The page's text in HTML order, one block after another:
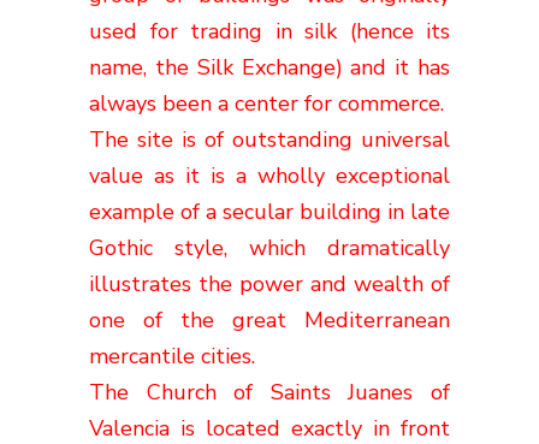
used for trading in silk (hence its
name, the Silk Exchange) and it has
always been a center for commerce.
The site is of outstanding universal
value as it is a wholly exceptional
example of a secular building in late
Gothic style, which dramatically
illustrates the power and wealth of
one of the great Mediterranean
mercantile cities.
The Church of Saints Juanes of
Valencia is located exactly in front